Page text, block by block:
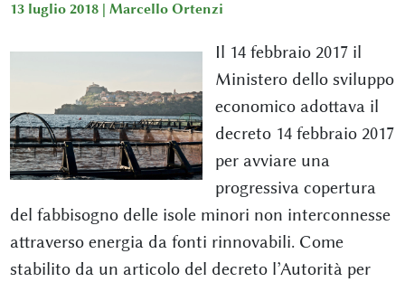
13 luglio 2018 | Marcello Ortenzi
Il 14 febbraio 2017 il
Ministero dello sviluppo
economico adottava il
decreto 14 febbraio 2017
per avviare una
progressiva copertura
del fabbisogno delle isole minori non interconnesse
attraverso energia da fonti rinnovabili. Come
stabilito da un articolo del decreto l’Autorità per